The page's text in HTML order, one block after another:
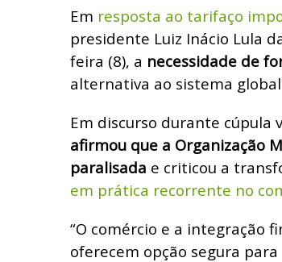
Em resposta ao tarifaço
presidente Luiz Inácio Lula
feira (8), a necessidade de
alternativa ao sistema
Em discurso durante cúpula
afirmou que a Organização
paralisada e criticou a
em prática recorrente no
“O comércio e a integração
oferecem opção segura